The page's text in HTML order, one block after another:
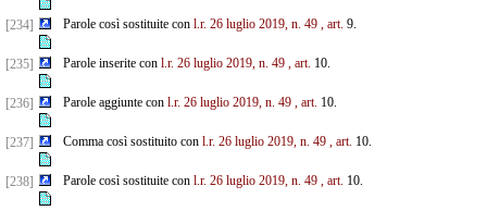
[234] Parole così sostituite con l.r. 26 luglio 2019, n. 49 , art. 9.
[235] Parole inserite con l.r. 26 luglio 2019, n. 49 , art. 10.
[236] Parole aggiunte con l.r. 26 luglio 2019, n. 49 , art. 10.
[237] Comma così sostituito con l.r. 26 luglio 2019, n. 49 , art. 10.
[238] Parole così sostituite con l.r. 26 luglio 2019, n. 49 , art. 10.